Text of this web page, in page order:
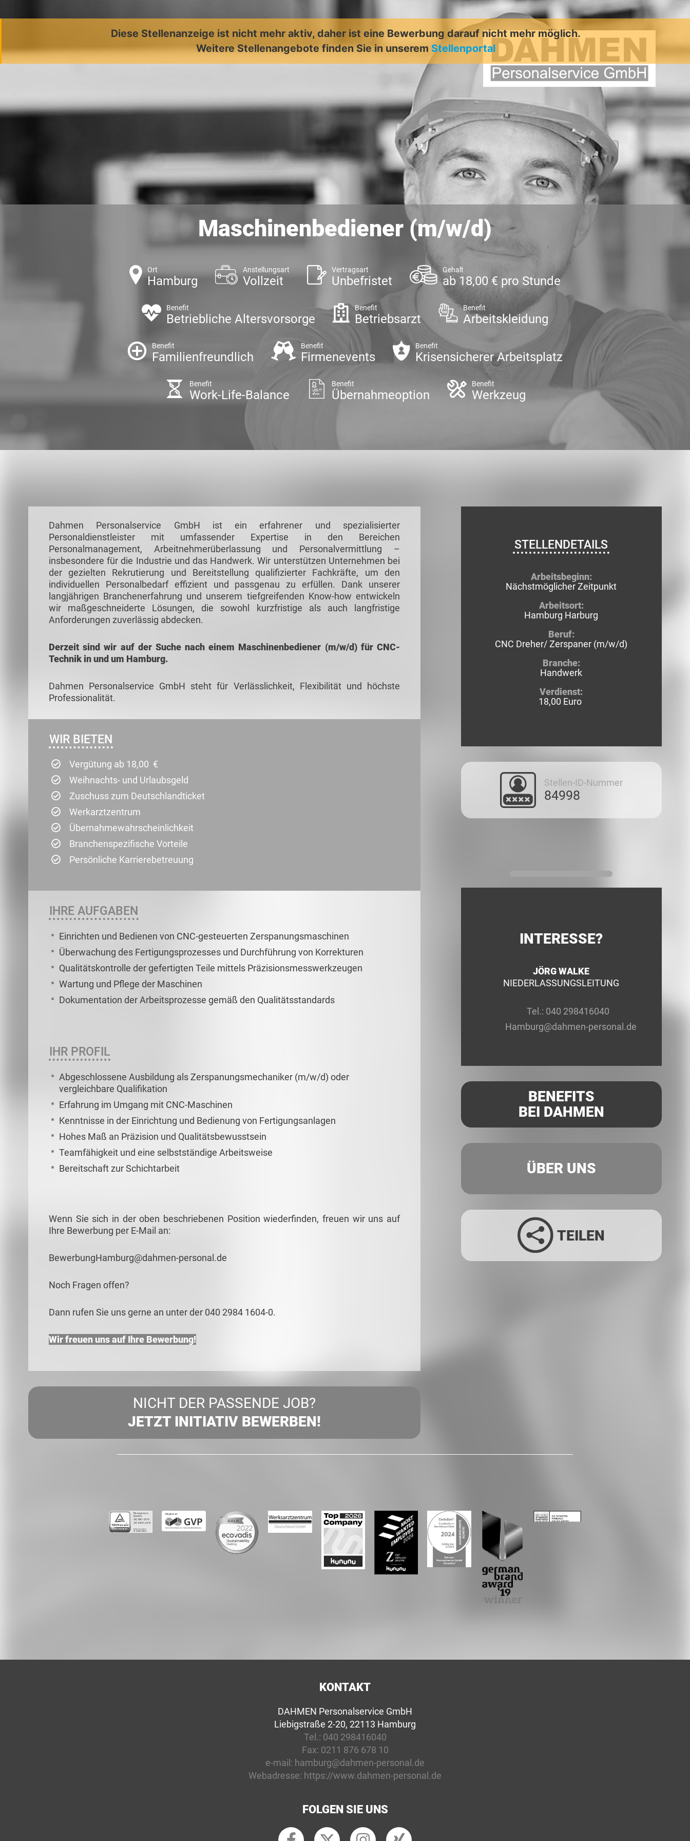
Diese Stellenanzeige ist nicht mehr aktiv, daher ist eine Bewerbung darauf nicht mehr möglich.
Weitere Stellenangebote finden Sie in unserem Stellenportal
Maschinenbediener (m/w/d)
Ort
Hamburg
Anstellungsart
Vollzeit
Vertragsart
Unbefristet
Gehalt
ab 18,00 € pro Stunde
Benefit
Betriebliche Altersvorsorge
Benefit
Betriebsarzt
Benefit
Arbeitskleidung
Benefit
Familienfreundlich
Benefit
Firmenevents
Benefit
Krisensicherer Arbeitsplatz
Benefit
Work-Life-Balance
Benefit
Übernahmeoption
Benefit
Werkzeug
Dahmen Personalservice GmbH ist ein erfahrener und spezialisierter
Personaldienstleister mit umfassender Expertise in den Bereichen
Personalmanagement, Arbeitnehmerüberlassung und Personalvermittlung –
insbesondere für die Industrie und das Handwerk.Wir unterstützen Unternehmen bei
der gezielten Rekrutierung und Bereitstellung qualifizierter Fachkräfte, um den
individuellen Personalbedarf effizient und passgenau zu erfüllen. Dank unserer
langjährigen Branchenerfahrung und unserem tiefgreifenden Know-how entwickeln
wir maßgeschneiderte Lösungen, die sowohl kurzfristige als auch langfristige
Anforderungen zuverlässig abdecken.
Derzeit sind wir auf der Suche nach einem Maschinenbediener (m/w/d) für CNC-
Technik in und um Hamburg.
Dahmen Personalservice GmbH steht für Verlässlichkeit, Flexibilität und höchste
Professionalität.
WIR BIETEN
Vergütung ab 18,00 €
Weihnachts- und Urlaubsgeld
Zuschuss zum Deutschlandticket
Werkarztzentrum
Übernahmewahrscheinlichkeit
Branchenspezifische Vorteile
Persönliche Karrierebetreuung
IHRE AUFGABEN
Einrichten und Bedienen von CNC-gesteuerten Zerspanungsmaschinen
Überwachung des Fertigungsprozesses und Durchführung von Korrekturen
Qualitätskontrolle der gefertigten Teile mittels Präzisionsmesswerkzeugen
Wartung und Pflege der Maschinen
Dokumentation der Arbeitsprozesse gemäß den Qualitätsstandards
IHR PROFIL
Abgeschlossene Ausbildung als Zerspanungsmechaniker (m/w/d) oder
vergleichbare Qualifikation
Erfahrung im Umgang mit CNC-Maschinen
Kenntnisse in der Einrichtung und Bedienung von Fertigungsanlagen
Hohes Maß an Präzision und Qualitätsbewusstsein
Teamfähigkeit und eine selbstständige Arbeitsweise
Bereitschaft zur Schichtarbeit
Wenn Sie sich in der oben beschriebenen Position wiederfinden, freuen wir uns auf
Ihre Bewerbung per E-Mail an:
BewerbungHamburg@dahmen-personal.de
Noch Fragen offen?
Dann rufen Sie uns gerne an unter der 040 2984 1604-0.
Wir freuen uns auf Ihre Bewerbung!
NICHT DER PASSENDE JOB?
JETZT INITIATIV BEWERBEN!
STELLENDETAILS
Arbeitsbeginn:
Nächstmöglicher Zeitpunkt
Arbeitsort:
Hamburg Harburg
Beruf:
CNC Dreher/ Zerspaner (m/w/d)
Branche:
Handwerk
Verdienst:
18,00 Euro
Stellen-ID-Nummer
84998
INTERESSE?
JÖRG WALKE
NIEDERLASSUNGSLEITUNG
Tel.: 040 298416040
Hamburg@dahmen-personal.de
BENEFITS
BEI DAHMEN
ÜBER UNS
TEILEN
KONTAKT
DAHMEN Personalservice GmbH
Liebigstraße 2-20, 22113 Hamburg
Tel.: 040 298416040
Fax: 0211 876 678 10
e-mail: hamburg@dahmen-personal.de
Webadresse: https://www.dahmen-personal.de
FOLGEN SIE UNS